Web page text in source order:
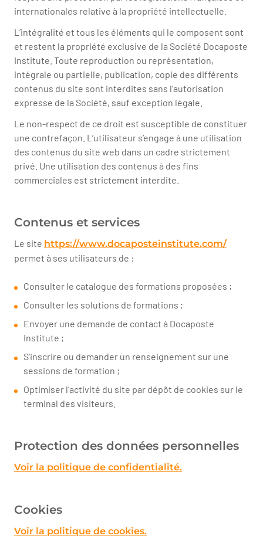
internationales relative à la propriété intellectuelle.
L’intégralité et tous les éléments qui le composent sont
et restent la propriété exclusive de la Société Docaposte
Institute. Toute reproduction ou représentation,
intégrale ou partielle, publication, copie des différents
contenus du site sont interdites sans l’autorisation
expresse de la Société, sauf exception légale.
Le non-respect de ce droit est susceptible de constituer
une contrefaçon. L’utilisateur s’engage à une utilisation
des contenus du site web dans un cadre strictement
privé. Une utilisation des contenus à des fins
commerciales est strictement interdite.
Contenus et services
Le site https://www.docaposteinstitute.com/
permet à ses utilisateurs de :
Consulter le catalogue des formations proposées ;
Consulter les solutions de formations ;
Envoyer une demande de contact à Docaposte
Institute ;
S’inscrire ou demander un renseignement sur une
sessions de formation ;
Optimiser l’activité du site par dépôt de cookies sur le
terminal des visiteurs.
Protection des données personnelles
Voir la politique de confidentialité.
Cookies
Voir la politique de cookies.